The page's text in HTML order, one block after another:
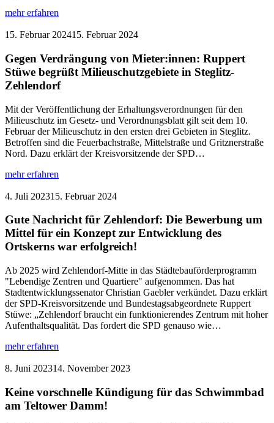
mehr erfahren
Stüwe,
freut
sich
über
Verlängerung
U3:
„Wichtige
Entscheidung
für
mehr
Mobilität“
15. Februar 202415. Februar 2024
Gegen Verdrängung von Mieter:innen: Ruppert
Stüwe begrüßt Milieuschutzgebiete in Steglitz-
Zehlendorf
Mit der Veröffentlichung der Erhaltungsverordnungen für den
Milieuschutz im Gesetz- und Verordnungsblatt gilt seit dem 10.
Februar der Milieuschutz in den ersten drei Gebieten in Steglitz.
Betroffen sind die Feuerbachstraße, Mittelstraße und Gritznerstraße
Nord. Dazu erklärt der Kreisvorsitzende der SPD…
mehr erfahren
Verdrängung
Mieter:innen:
Ruppert
Stüwe
begrüßt
in
Steglitz-
Zehlendorf
4. Juli 202315. Februar 2024
Gute Nachricht für Zehlendorf: Die Bewerbung um
Mittel für ein Konzept zur Entwicklung des
Ortskerns war erfolgreich!
Ab 2025 wird Zehlendorf-Mitte in das Städtebauförderprogramm
"Lebendige Zentren und Quartiere" aufgenommen. Das hat
Stadtentwicklungssenator Christian Gaebler verkündet. Dazu erklärt
der SPD-Kreisvorsitzende und Bundestagsabgeordnete Ruppert
Stüwe: „Zehlendorf braucht ein funktionierendes Zentrum mit hoher
Aufenthaltsqualität. Das fordert die SPD genauso wie…
mehr erfahren
Nachricht
Zehlendorf:
Die
Bewerbung
8. Juni 202314. November 2023
Keine vorschnelle Kündigung für das Schwimmbad
am Teltower Damm!